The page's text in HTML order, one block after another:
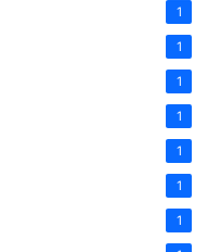
1
1
1
1
1
1
1